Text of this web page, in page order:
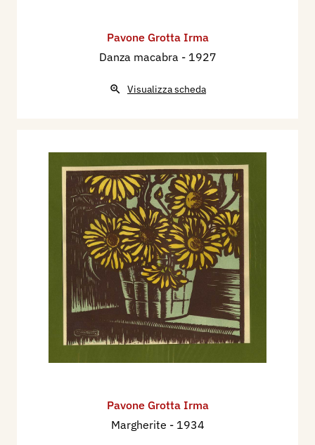
Pavone Grotta Irma
Danza macabra - 1927
Visualizza scheda
Pavone Grotta Irma
Margherite - 1934